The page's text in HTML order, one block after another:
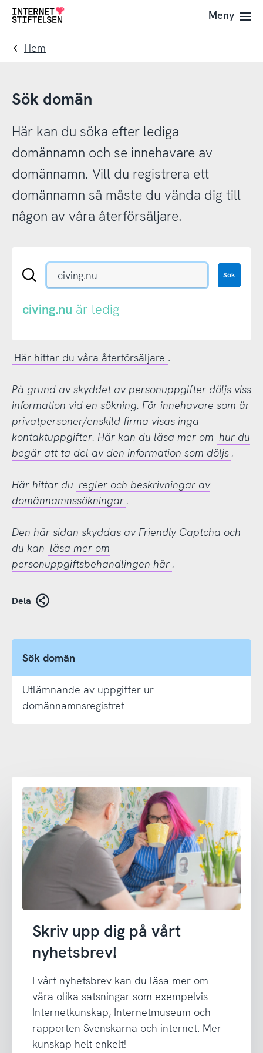
Till
navigering
Till
innehåll
Till
Meny
Hem
Sök domän
Här kan du söka efter lediga
domännamn och se innehavare av
domännamn. Vill du registrera ett
domännamn så måste du vända dig till
någon av våra återförsäljare.
Sök
eller
.nu-
Sök
civing.nu är ledig
Här hittar du våra återförsäljare .
På grund av skyddet av personuppgifter döljs viss
information vid en sökning. För innehavare som är
privatpersoner/enskild firma visas inga
kontaktuppgifter. Här kan du läsa mer om hur du
begär att ta del av den information som döljs .
Här hittar du regler och beskrivningar av
domännamnssökningar .
Den här sidan skyddas av Friendly Captcha och
du kan läsa mer om
personuppgiftsbehandlingen här .
Dela
Sök domän
Utlämnande av uppgifter ur
domännamnsregistret
Skriv upp dig på vårt
nyhetsbrev!
I vårt nyhetsbrev kan du läsa mer om
våra olika satsningar som exempelvis
Internetkunskap, Internetmuseum och
rapporten Svenskarna och internet. Mer
kunskap helt enkelt!